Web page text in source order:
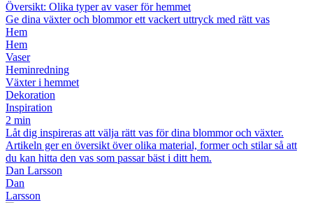
Översikt: Olika typer av vaser för hemmet
Ge dina växter och blommor ett vackert uttryck med rätt vas
Hem
Hem
Vaser
Heminredning
Växter i hemmet
Dekoration
Inspiration
2 min
Låt dig inspireras att välja rätt vas för dina blommor och växter.
Artikeln ger en översikt över olika material, former och stilar så att
du kan hitta den vas som passar bäst i ditt hem.
Dan Larsson
Dan
Larsson